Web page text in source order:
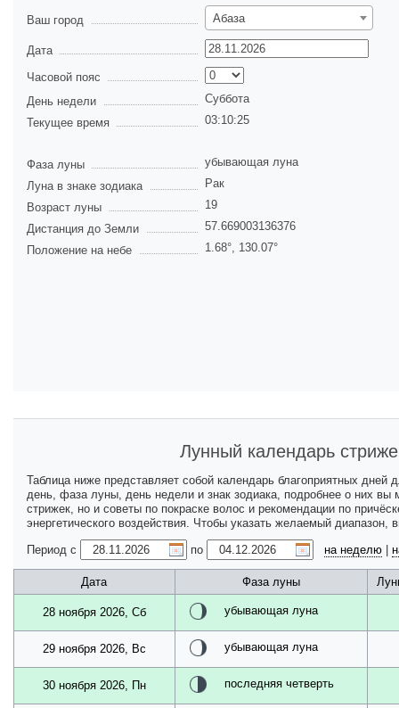
Ваш город Абаза
Дата
Часовой пояс
День недели
Суббота
Текущее время
03:10:25
Фаза луны
убывающая луна
Луна в знаке зодиака
Рак
Возраст луны
19
Дистанция до Земли
57.669003136376
Положение на небе
1.68°, 130.07°
Лунный календарь
Таблица ниже представляет собой календарь благоприятных
день, фаза луны, день недели и знак зодиака, подробнее о них вы
стрижек, но и советы по покраске волос и рекомендации по
энергетического воздействия. Чтобы указать желаемый
Период с
по на неделю
Дата Фаза луны
28 ноября 2026, Сб убывающая луна
29 ноября 2026, Вс убывающая луна
30 ноября 2026, Пн последняя четверть